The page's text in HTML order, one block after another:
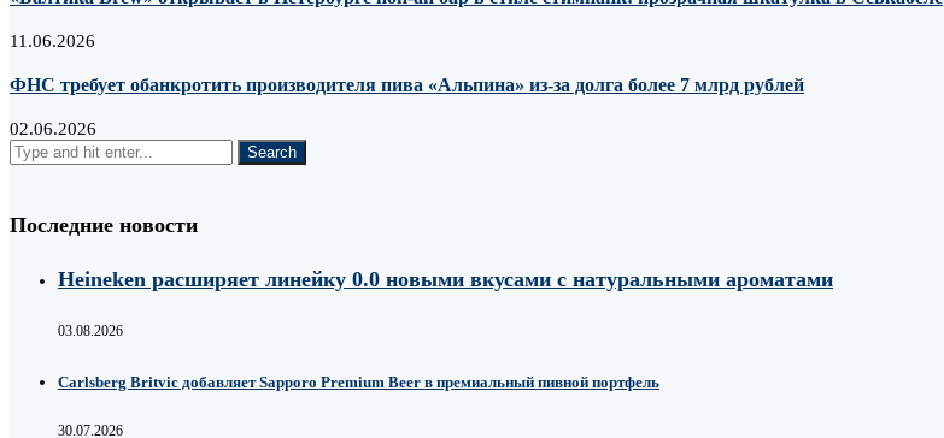
11.06.2026
ФНС требует обанкротить производителя пива «Альпина» из-за долга более 7 млрд рублей
02.06.2026
Последние новости
Heineken расширяет линейку 0.0 новыми вкусами с натуральными ароматами
03.08.2026
Carlsberg Britvic добавляет Sapporo Premium Beer в премиальный пивной портфель
30.07.2026